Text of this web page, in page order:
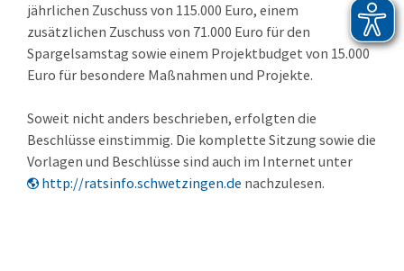
jährlichen Zuschuss von 115.000 Euro, einem
zusätzlichen Zuschuss von 71.000 Euro für den
Spargelsamstag sowie einem Projektbudget von 15.000
Euro für besondere Maßnahmen und Projekte.
Soweit nicht anders beschrieben, erfolgten die
Beschlüsse einstimmig. Die komplette Sitzung sowie die
Vorlagen und Beschlüsse sind auch im Internet unter
http://ratsinfo.schwetzingen.de nachzulesen.